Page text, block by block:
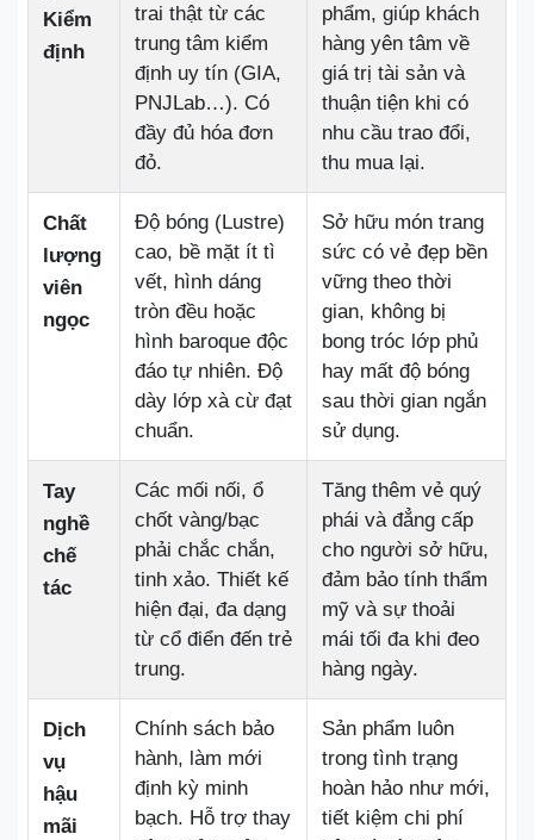
Kiểm
định
trai thật từ các
trung tâm kiểm
định uy tín (GIA,
PNJLab…). Có
đầy đủ hóa đơn
đỏ.
phẩm, giúp khách
hàng yên tâm về
giá trị tài sản và
thuận tiện khi có
nhu cầu trao đổi,
thu mua lại.
Chất
lượng
viên
ngọc
Độ bóng (Lustre)
cao, bề mặt ít tì
vết, hình dáng
tròn đều hoặc
hình baroque độc
đáo tự nhiên. Độ
dày lớp xà cừ đạt
chuẩn.
Sở hữu món trang
sức có vẻ đẹp bền
vững theo thời
gian, không bị
bong tróc lớp phủ
hay mất độ bóng
sau thời gian ngắn
sử dụng.
Tay
nghề
chế
tác
Các mối nối, ổ
chốt vàng/bạc
phải chắc chắn,
tinh xảo. Thiết kế
hiện đại, đa dạng
từ cổ điển đến trẻ
trung.
Tăng thêm vẻ quý
phái và đẳng cấp
cho người sở hữu,
đảm bảo tính thẩm
mỹ và sự thoải
mái tối đa khi đeo
hàng ngày.
Dịch
vụ
hậu
mãi
Chính sách bảo
hành, làm mới
định kỳ minh
bạch. Hỗ trợ thay
Sản phẩm luôn
trong tình trạng
hoàn hảo như mới,
tiết kiệm chi phí